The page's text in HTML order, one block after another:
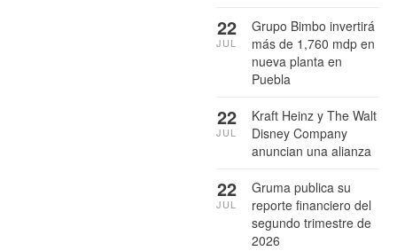
Grupo Bimbo invertirá
más de 1,760 mdp en
nueva planta en
Puebla
22
JUL
Kraft Heinz y The Walt
Disney Company
anuncian una alianza
22
JUL
Gruma publica su
reporte financiero del
segundo trimestre de
2026
22
JUL